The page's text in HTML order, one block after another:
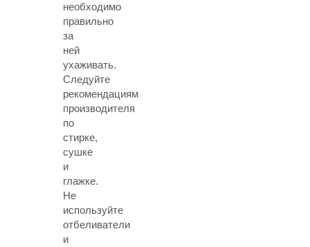
необходимо
правильно
за
ней
ухаживать.
Следуйте
рекомендациям
производителя
по
стирке,
сушке
и
глажке.
Не
используйте
отбеливатели
и